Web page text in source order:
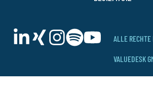
ALLE
VALUEDESK